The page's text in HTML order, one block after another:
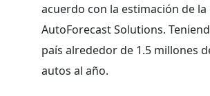
acuerdo con la estimación de
AutoForecast Solutions.
país alrededor de 1.5 millones
autos al año.